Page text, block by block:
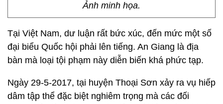
Ảnh minh họa.
Tại Việt Nam, dư luận rất bức xúc, đến mức một số
đại biểu Quốc hội phải lên tiếng. An Giang là địa
bàn mà loại tội phạm này diễn biến khá phức tạp.
Ngày 29-5-2017, tại huyện Thoại Sơn xảy ra vụ hiếp
dâm tập thể đặc biệt nghiêm trọng mà các đối